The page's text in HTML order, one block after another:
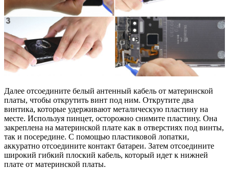
Далее отсоедините белый антенный кабель от материнской
платы, чтобы открутить винт под ним. Открутите два
винтика, которые удерживают металическую пластину на
месте. Используя пинцет, осторожно снимите пластину. Она
закреплена на материнской плате как в отверстиях под винты,
так и посередине. С помощью пластиковой лопатки,
аккуратно отсоедините контакт батареи. Затем отсоедините
широкий гибкий плоский кабель, который идет к нижней
плате от материнской платы.